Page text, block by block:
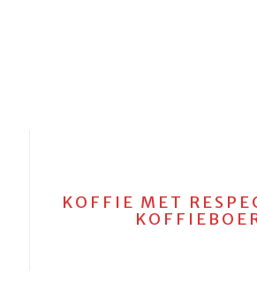
KOFFIE MET